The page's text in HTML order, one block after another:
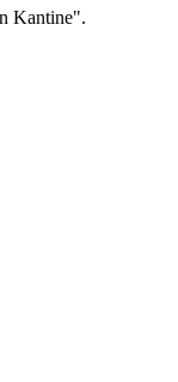
Kantine".